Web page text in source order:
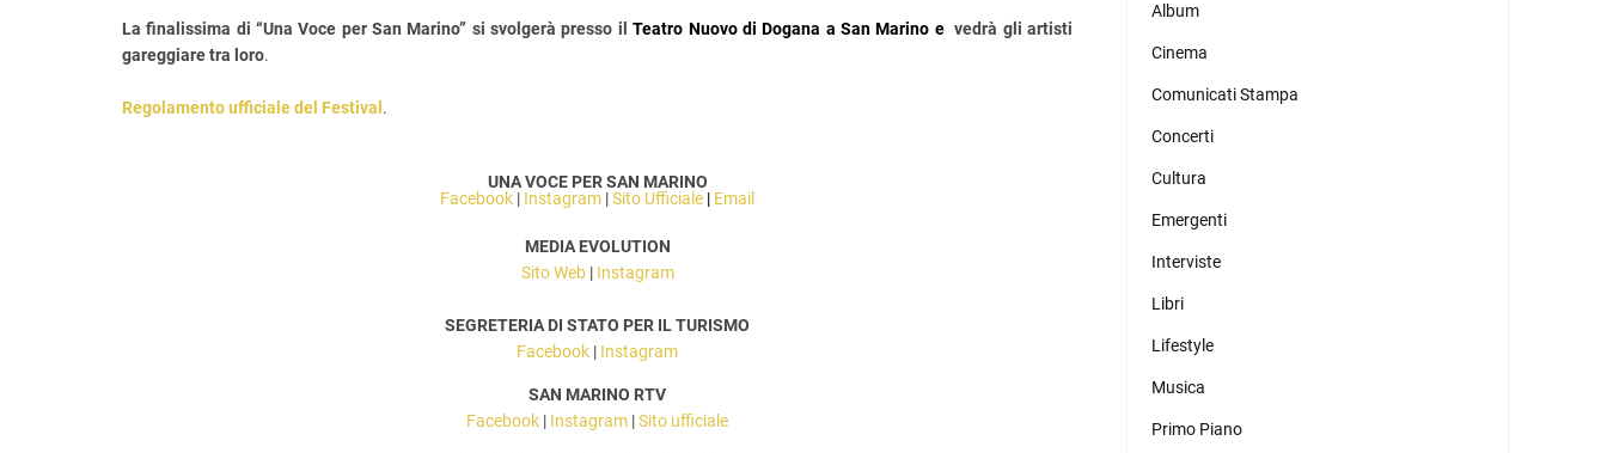
La finalissima di “Una Voce per San Marino” si svolgerà presso ilTeatro Nuovo di Dogana a San Marino e vedrà gli artisti
gareggiare tra loro.
Regolamento ufficiale del Festival .
UNA VOCE PER SAN MARINO
Facebook | Instagram |Sito Ufficiale | Email
MEDIA EVOLUTION
Sito Web| Instagram
SEGRETERIA DI STATO PER IL TURISMO
Facebook | Instagram
SAN MARINO RTV
Facebook | Instagram |Sito ufficiale
Album
Cinema
Comunicati Stampa
Concerti
Cultura
Emergenti
Interviste
Libri
Lifestyle
Musica
Primo Piano